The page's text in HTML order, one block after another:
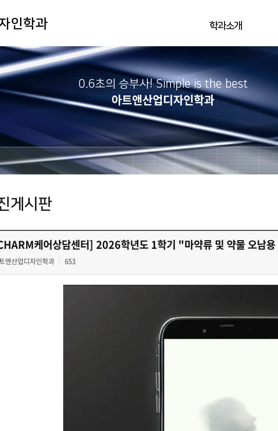
인학과 학과소개
0.6초의 승부사! Simple is the best
아트앤산업디자인학과
게시판
케어상담센터] 2026학년도 1학기 "마약류 및 약물 오남
앤산업디자인학과 653